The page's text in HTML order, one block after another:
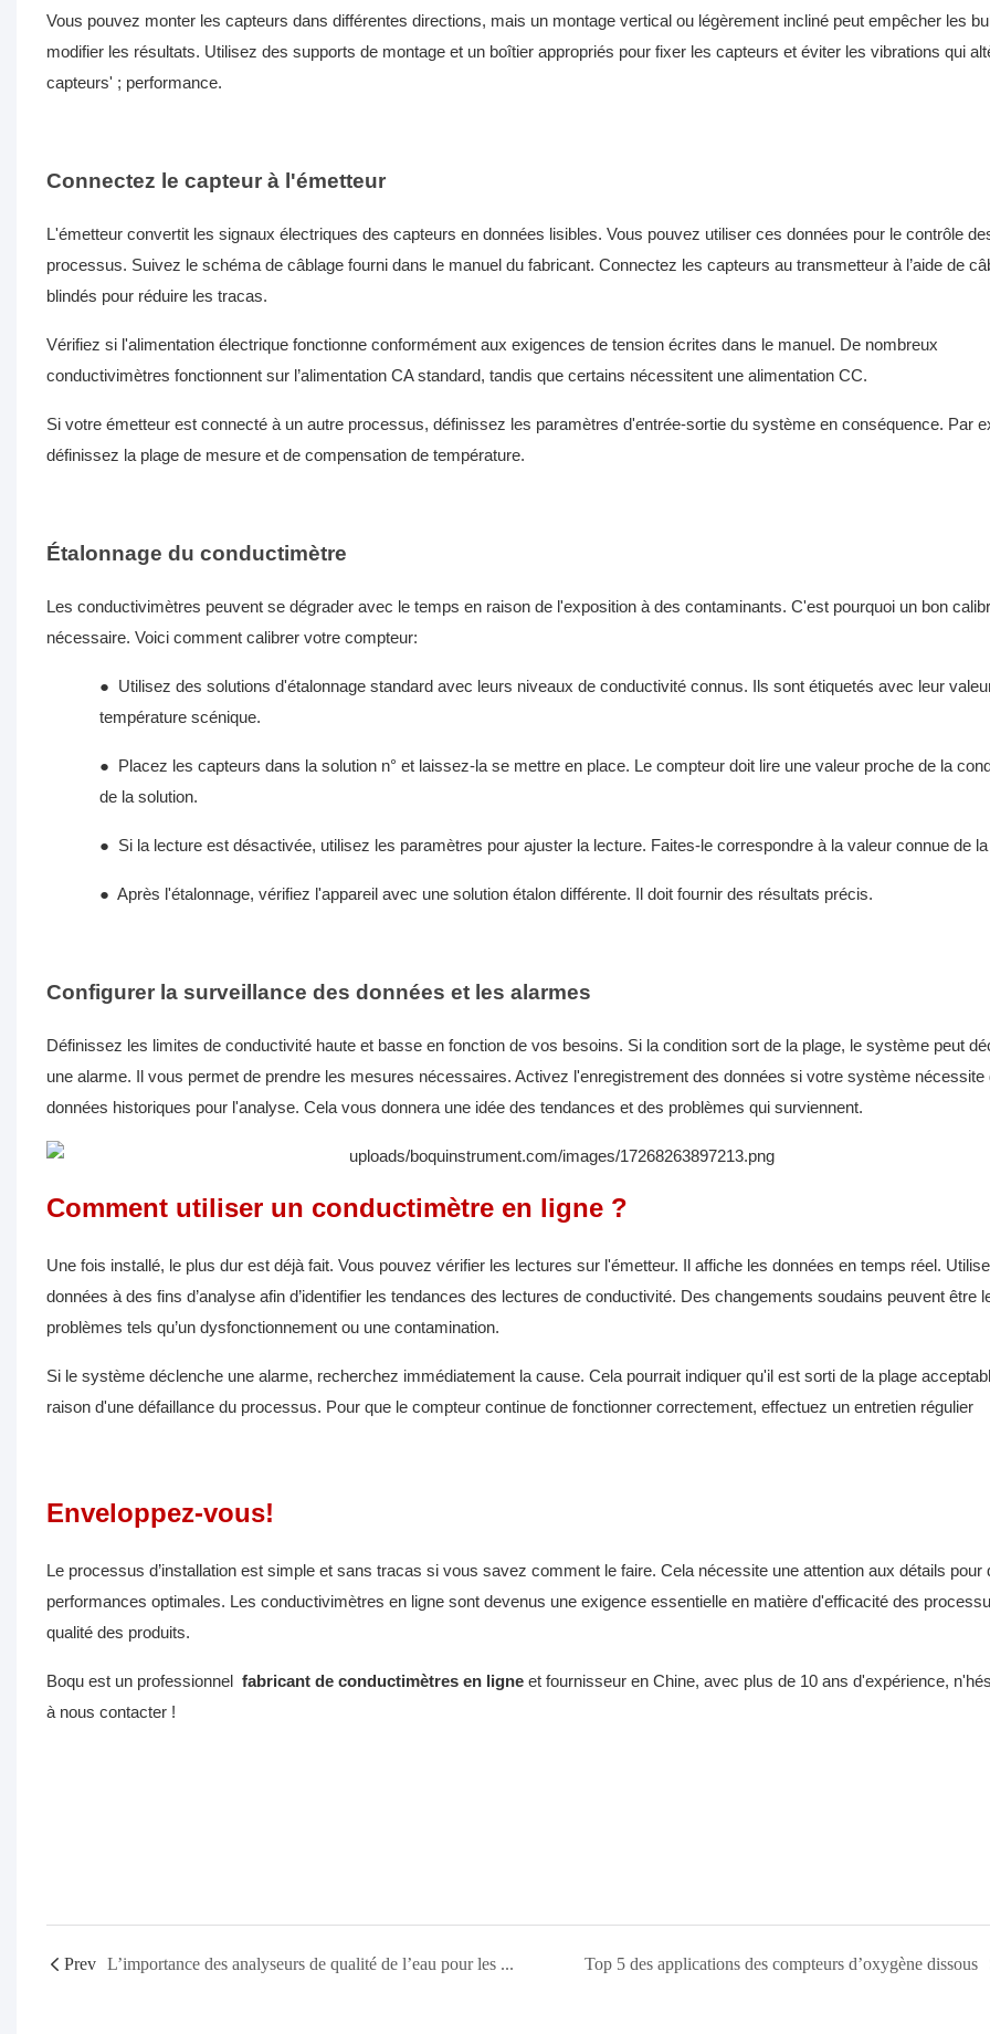
Vous pouvez monter les capteurs dans différentes directions, mais un montage vertical ou légèrement incliné peut empêcher les
modifier les résultats. Utilisez des supports de montage et un boîtier appropriés pour fixer les capteurs et éviter les vibrations qui
capteurs' ; performance.
Connectez le capteur à l'émetteur
L'émetteur convertit les signaux électriques des capteurs en données lisibles. Vous pouvez utiliser ces données pour le contrôle
processus. Suivez le schéma de câblage fourni dans le manuel du fabricant. Connectez les capteurs au transmetteur à l’aide de
blindés pour réduire les tracas.
Vérifiez si l'alimentation électrique fonctionne conformément aux exigences de tension écrites dans le manuel. De nombreux
conductivimètres fonctionnent sur l’alimentation CA standard, tandis que certains nécessitent une alimentation CC.
Si votre émetteur est connecté à un autre processus, définissez les paramètres d'entrée-sortie du système en conséquence. Par
définissez la plage de mesure et de compensation de température.
Étalonnage du conductimètre
Les conductivimètres peuvent se dégrader avec le temps en raison de l'exposition à des contaminants. C'est pourquoi un bon
nécessaire. Voici comment calibrer votre compteur:
● Utilisez des solutions d'étalonnage standard avec leurs niveaux de conductivité connus. Ils sont étiquetés avec leur
température scénique.
● Placez les capteurs dans la solution n° et laissez-la se mettre en place. Le compteur doit lire une valeur proche de la
de la solution.
● Si la lecture est désactivée, utilisez les paramètres pour ajuster la lecture. Faites-le correspondre à la valeur connue de
● Après l'étalonnage, vérifiez l'appareil avec une solution étalon différente. Il doit fournir des résultats précis.
Configurer la surveillance des données et les alarmes
Définissez les limites de conductivité haute et basse en fonction de vos besoins. Si la condition sort de la plage, le système peut
une alarme. Il vous permet de prendre les mesures nécessaires. Activez l'enregistrement des données si votre système nécessite
données historiques pour l'analyse. Cela vous donnera une idée des tendances et des problèmes qui surviennent.
Comment utiliser un conductimètre en ligne ?
Une fois installé, le plus dur est déjà fait. Vous pouvez vérifier les lectures sur l'émetteur. Il affiche les données en temps réel.
données à des fins d’analyse afin d’identifier les tendances des lectures de conductivité. Des changements soudains peuvent être
problèmes tels qu’un dysfonctionnement ou une contamination.
Si le système déclenche une alarme, recherchez immédiatement la cause. Cela pourrait indiquer qu'il est sorti de la plage
raison d'une défaillance du processus. Pour que le compteur continue de fonctionner correctement, effectuez un entretien régulier
Enveloppez-vous!
Le processus d’installation est simple et sans tracas si vous savez comment le faire. Cela nécessite une attention aux détails pour
performances optimales. Les conductivimètres en ligne sont devenus une exigence essentielle en matière d'efficacité des
qualité des produits.
Boqu est un professionnel fabricant de conductimètres en ligne et fournisseur en Chine, avec plus de 10 ans d'expérience,
à nous contacter !
Prev L’importance des analyseurs de qualité de l’eau pour les usines d’eau potable Top 5 des applications des compteurs d’oxygène dissous